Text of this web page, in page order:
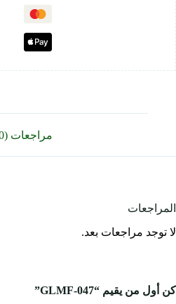
مراجعات (0)
المراجعات
لا توجد مراجعات بعد.
كن أول من يقيم “GLMF-047”